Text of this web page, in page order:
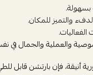
والتميز للمكان.
والعملية والجمال في
فإن بارتشن قابل للطي